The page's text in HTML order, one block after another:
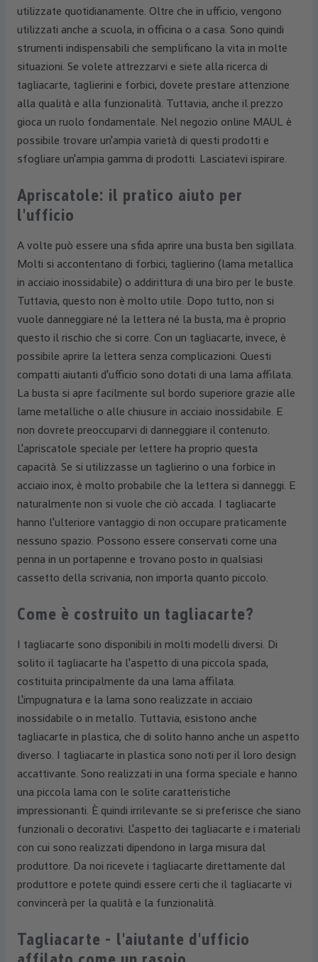
utilizzate quotidianamente. Oltre che in ufficio, vengono
utilizzati anche a scuola, in officina o a casa. Sono quindi
strumenti indispensabili che semplificano la vita in molte
situazioni. Se volete attrezzarvi e siete alla ricerca di
tagliacarte, taglierini e forbici, dovete prestare attenzione
alla qualità e alla funzionalità. Tuttavia, anche il prezzo
gioca un ruolo fondamentale. Nel negozio online MAUL è
possibile trovare un'ampia varietà di questi prodotti e
sfogliare un'ampia gamma di prodotti. Lasciatevi ispirare.
Apriscatole: il pratico aiuto per
l'ufficio
A volte può essere una sfida aprire una busta ben sigillata.
Molti si accontentano di forbici, taglierino (lama metallica
in acciaio inossidabile) o addirittura di una biro per le buste.
Tuttavia, questo non è molto utile. Dopo tutto, non si
vuole danneggiare né la lettera né la busta, ma è proprio
questo il rischio che si corre. Con un tagliacarte, invece, è
possibile aprire la lettera senza complicazioni. Questi
compatti aiutanti d'ufficio sono dotati di una lama affilata.
La busta si apre facilmente sul bordo superiore grazie alle
lame metalliche o alle chiusure in acciaio inossidabile. E
non dovrete preoccuparvi di danneggiare il contenuto.
L'apriscatole speciale per lettere ha proprio questa
capacità. Se si utilizzasse un taglierino o una forbice in
acciaio inox, è molto probabile che la lettera si danneggi. E
naturalmente non si vuole che ciò accada. I tagliacarte
hanno l'ulteriore vantaggio di non occupare praticamente
nessuno spazio. Possono essere conservati come una
penna in un portapenne e trovano posto in qualsiasi
cassetto della scrivania, non importa quanto piccolo.
Come è costruito un tagliacarte?
I tagliacarte sono disponibili in molti modelli diversi. Di
solito il tagliacarte ha l'aspetto di una piccola spada,
costituita principalmente da una lama affilata.
L'impugnatura e la lama sono realizzate in acciaio
inossidabile o in metallo. Tuttavia, esistono anche
tagliacarte in plastica, che di solito hanno anche un aspetto
diverso. I tagliacarte in plastica sono noti per il loro design
accattivante. Sono realizzati in una forma speciale e hanno
una piccola lama con le solite caratteristiche
impressionanti. È quindi irrilevante se si preferisce che siano
funzionali o decorativi. L'aspetto dei tagliacarte e i materiali
con cui sono realizzati dipendono in larga misura dal
produttore. Da noi ricevete i tagliacarte direttamente dal
produttore e potete quindi essere certi che il tagliacarte vi
convincerà per la qualità e la funzionalità.
Tagliacarte - l'aiutante d'ufficio